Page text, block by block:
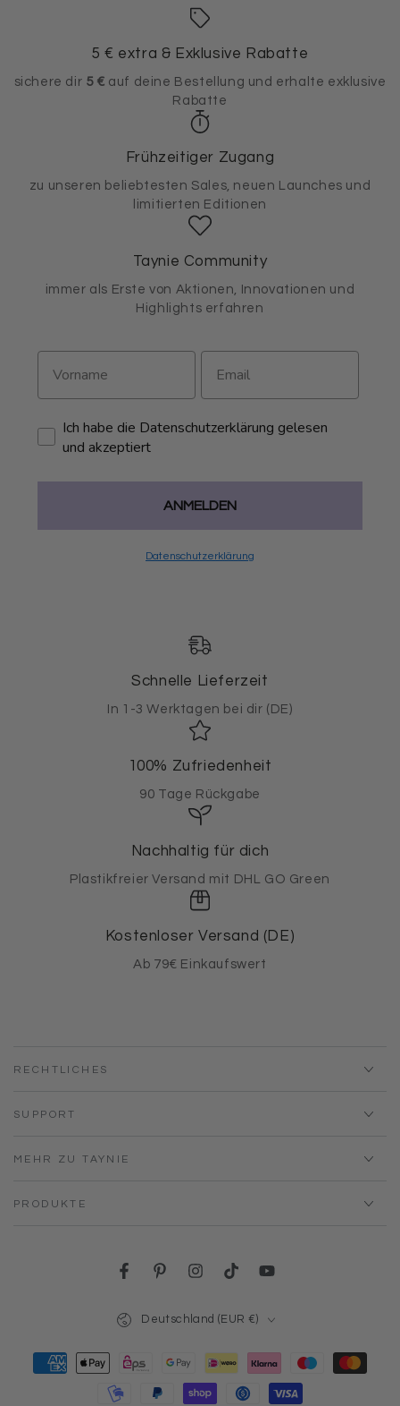
5 € extra & Exklusive Rabatte
sichere dir 5 € auf deine Bestellung und erhalte exklusive
Rabatte
Frühzeitiger Zugang
zu unseren beliebtesten Sales, neuen Launches und
limitierten Editionen
Taynie Community
immer als Erste von Aktionen, Innovationen und
Highlights erfahren
Ich habe die Datenschutzerklärung gelesen
und akzeptiert
ANMELDEN
Datenschutzerklärung
Schnelle Lieferzeit
In 1-3 Werktagen bei dir (DE)
100% Zufriedenheit
90 Tage Rückgabe
Nachhaltig für dich
Plastikfreier Versand mit DHL GO Green
Kostenloser Versand (DE)
Ab 79€ Einkaufswert
RECHTLICHES
SUPPORT
MEHR ZU TAYNIE
PRODUKTE
FacebookPinterestInstagram
TikTokYouTube
Deutschland (EUR €)
Zahlungsmöglichkeiten